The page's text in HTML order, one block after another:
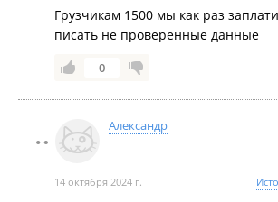
Грузчикам 1500 мы как раз
писать не проверенные данные
0
Александр
14 октября 2024 г.